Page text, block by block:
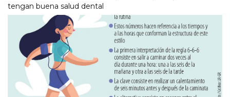
tengan buena salud dental